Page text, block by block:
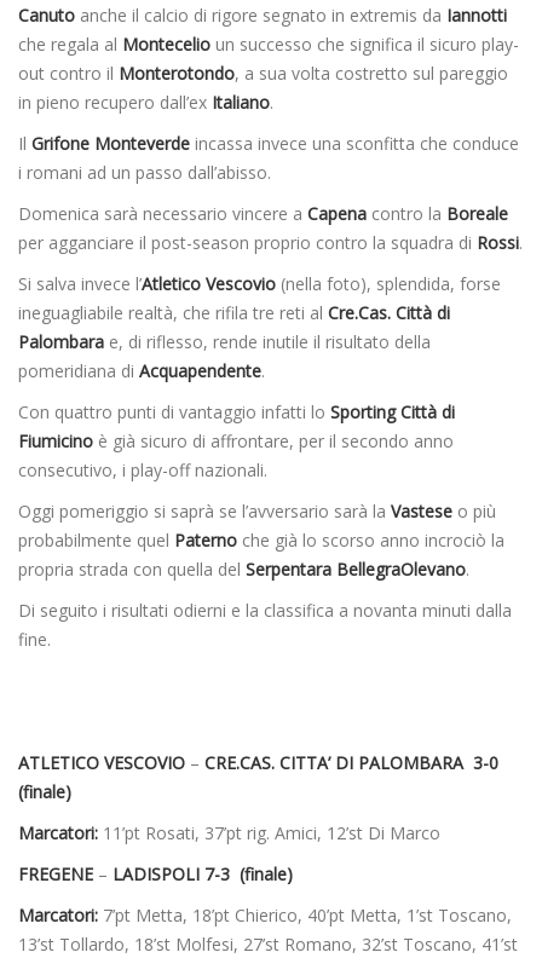
Canuto anche il calcio di rigore segnato in extremis da Iannotti
che regala al Montecelio un successo che significa il sicuro play-
out contro il Monterotondo, a sua volta costretto sul pareggio
in pieno recupero dall’ex Italiano.
Il Grifone Monteverde incassa invece una sconfitta che conduce
i romani ad un passo dall’abisso.
Domenica sarà necessario vincere a Capena contro la Boreale
per agganciare il post-season proprio contro la squadra di Rossi.
Si salva invece l’Atletico Vescovio (nella foto), splendida, forse
ineguagliabile realtà, che rifila tre reti al Cre.Cas. Città di
Palombara e, di riflesso, rende inutile il risultato della
pomeridiana di Acquapendente.
Con quattro punti di vantaggio infatti lo Sporting Città di
Fiumicino è già sicuro di affrontare, per il secondo anno
consecutivo, i play-off nazionali.
Oggi pomeriggio si saprà se l’avversario sarà la Vastese o più
probabilmente quel Paterno che già lo scorso anno incrociò la
propria strada con quella del Serpentara BellegraOlevano.
Di seguito i risultati odierni e la classifica a novanta minuti dalla
fine.
ATLETICO VESCOVIO – CRE.CAS. CITTA’ DI PALOMBARA 3-0
(finale)
Marcatori: 11’pt Rosati, 37’pt rig. Amici, 12’st Di Marco
FREGENE – LADISPOLI 7-3 (finale)
Marcatori: 7’pt Metta, 18’pt Chierico, 40’pt Metta, 1’st Toscano,
13’st Tollardo, 18’st Molfesi, 27’st Romano, 32’st Toscano, 41’st